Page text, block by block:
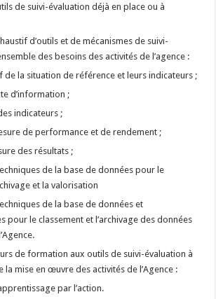
de suivi-évaluation déjà en place ou à
d’outils et de mécanismes de suivi-
des besoins des activités de l’agence :
de la situation de référence et leurs indicateurs ;
d’information ;
indicateurs ;
de performance et de rendement ;
des résultats ;
de la base de données pour le
et la valorisation
de la base de données et
pour le classement et l’archivage des données
de formation aux outils de suivi-évaluation à
la mise en œuvre des activités de l’Agence :
par l’action.